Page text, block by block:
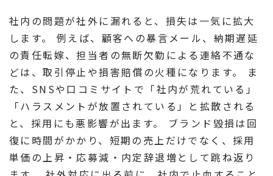
社内の問題が社外に漏れると、損失は一気に拡大
します。 例えば、顧客への暴言メール、納期遅延
の責任転嫁、担当者の無断欠勤による連絡不通な
どは、取引停止や損害賠償の火種になります。 ま
た、SNSや口コミサイトで「社内が荒れている」
「ハラスメントが放置されている」と拡散される
と、採用にも悪影響が出ます。 ブランド毀損は回
復に時間がかかり、短期の売上だけでなく、採用
単価の上昇・応募減・内定辞退増として跳ね返り